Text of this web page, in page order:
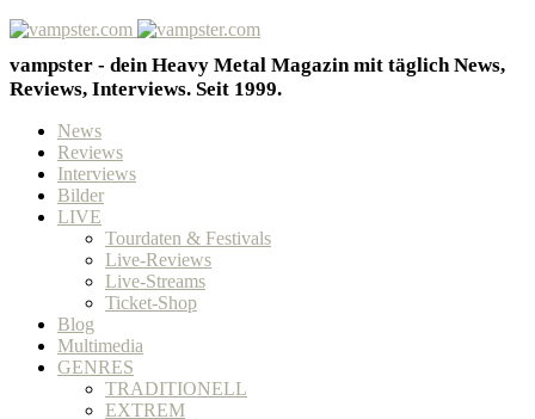
vampster - dein Heavy Metal Magazin mit täglich News,
Reviews, Interviews. Seit 1999.
News
Reviews
Interviews
Bilder
LIVE
Tourdaten & Festivals
Live-Reviews
Live-Streams
Ticket-Shop
Blog
Multimedia
GENRES
TRADITIONELL
EXTREM